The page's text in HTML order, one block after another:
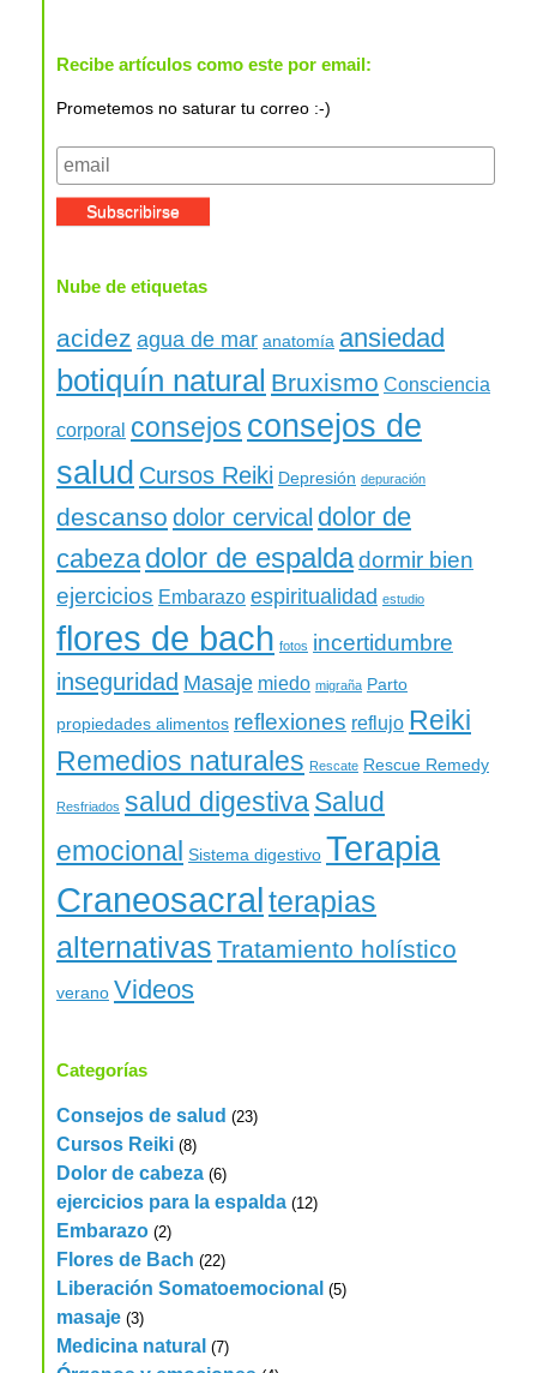
Recibe artículos como este por email:
Prometemos no saturar tu correo :-)
Nube de etiquetas
acidez agua de mar anatomía ansiedad
botiquín natural Bruxismo Consciencia
corporal consejos consejos de
salud Cursos Reiki Depresión depuración
descanso dolor cervical dolor de
cabeza dolor de espaldadormir bien
ejercicios Embarazo espiritualidad estudio
flores de bach fotos incertidumbre
inseguridad Masaje miedo migraña Parto
propiedades alimentos reflexiones reflujo Reiki
Remedios naturales Rescate Rescue Remedy
Resfriados salud digestivaSalud
emocional Sistema digestivo Terapia
Craneosacralterapias
alternativas Tratamiento holístico
verano Videos
Categorías
Consejos de salud (23)
Cursos Reiki (8)
Dolor de cabeza (6)
ejercicios para la espalda (12)
Embarazo (2)
Flores de Bach (22)
Liberación Somatoemocional (5)
masaje (3)
Medicina natural (7)